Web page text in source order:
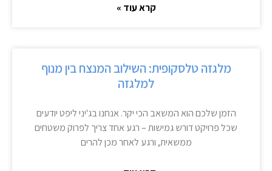
קרא עוד »
מלגזה טלסקופית: השילוב המנצח בין מנוף
למלגזה
הזמן שלכם הוא המשאב הכי יקר. אנחנו בג'יני ליפט יודעים
שכל פרויקט דורש גמישות – רגע אחד צריך לפרוק משטחים
ממשאית, ורגע לאחר מכן להרים